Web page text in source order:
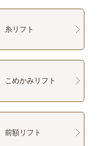
糸リフト
こめかみリフト
前額リフト